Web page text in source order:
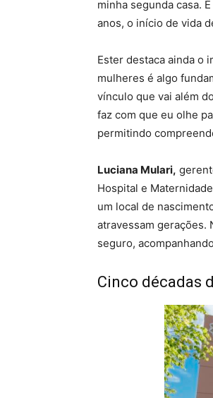
minha segunda casa.
anos, o início de vida
Ester destaca ainda o
mulheres é algo
vínculo que vai além
faz com que eu olhe
permitindo
Luciana Mulari,
Hospital e
um local de
atravessam gerações.
seguro,
Cinco décadas